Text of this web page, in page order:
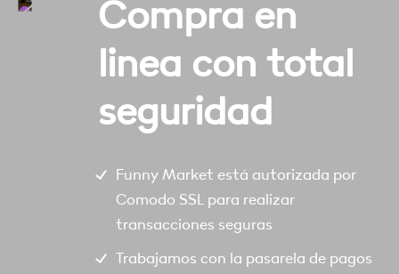
Compra en
linea con total
seguridad
Funny Market está autorizada por
Comodo SSL para realizar
transacciones seguras
Trabajamos con la pasarela de pagos